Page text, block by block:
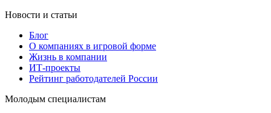
Новости и статьи
Блог
О компаниях в игровой форме
Жизнь в компании
ИТ-проекты
Рейтинг работодателей России
Молодым специалистам